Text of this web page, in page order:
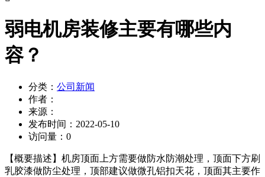
弱电机房装修主要有哪些内
容？
分类： 公司新闻
作者：
来源：
发布时间： 2022-05-10
访问量： 0
【概要描述】 机房顶面上方需要做防水防潮处理，顶面下方刷
乳胶漆做防尘处理，顶部建议做微孔铝扣天花，顶面其主要作